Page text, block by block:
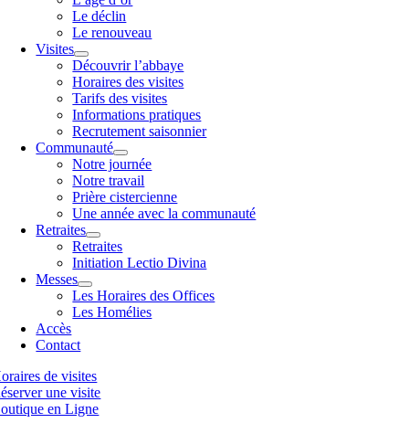
Le déclin
Le renouveau
Visites
Découvrir l’abbaye
Horaires des visites
Tarifs des visites
Informations pratiques
Recrutement saisonnier
Communauté
Notre journée
Notre travail
Prière cistercienne
Une année avec la communauté
Retraites
Retraites
Initiation Lectio Divina
Messes
Les Horaires des Offices
Les Homélies
Accès
Contact
de visites
une visite
en Ligne